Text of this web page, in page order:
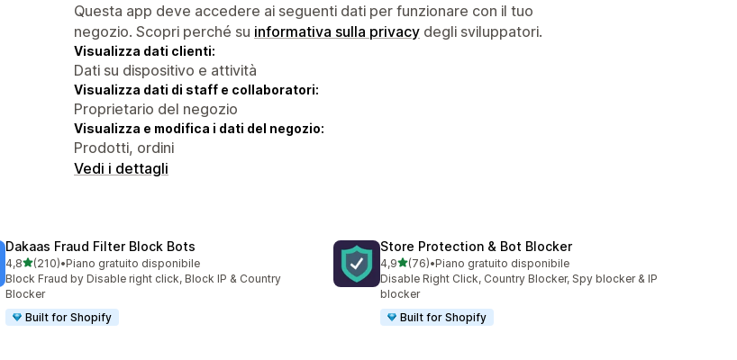
Questa app deve accedere ai seguenti dati per funzionare con il tuo
negozio. Scopri perché su informativa sulla privacy degli sviluppatori.
Visualizza dati clienti:
Dati su dispositivo e attività
Visualizza dati di staff e collaboratori:
Proprietario del negozio
Visualizza e modifica i dati del negozio:
Prodotti, ordini
Vedi i dettagli
Dakaas Fraud Filter Block Bots
4,8stelle su 5
(210)
210 recensioni totali
•Piano gratuito disponibile
Block Fraud by Disable right click, Block IP & Country
Blocker
Built for Shopify
Store Protection & Bot Blocker
4,9stelle su 5
(76)
76 recensioni totali
•Piano gratuito disponibile
Disable Right Click, Country Blocker, Spy blocker & IP
blocker
Built for Shopify